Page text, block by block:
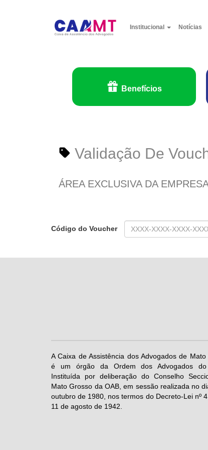
Institucional Notícias
Benefícios
Validação De
ÁREA EXCLUSIVA DA
Código do Voucher
A Caixa de Assistência dos Advogados de Mato
é um órgão da Ordem dos Advogados do
Instituída por deliberação do Conselho
Mato Grosso da OAB, em sessão realizada no
outubro de 1980, nos termos do Decreto-Lei nº
11 de agosto de 1942.